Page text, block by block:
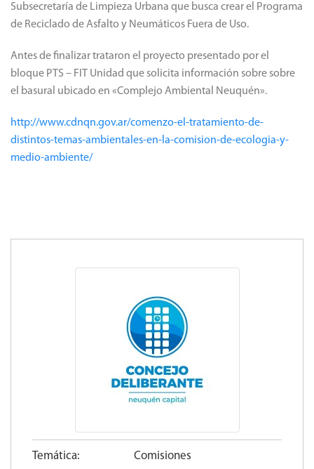
Subsecretaría de Limpieza Urbana que busca crear el Programa
de Reciclado de Asfalto y Neumáticos Fuera de Uso.
Antes de finalizar trataron el proyecto presentado por el
bloque PTS – FIT Unidad que solicita información sobre sobre
el basural ubicado en «Complejo Ambiental Neuquén».
http://www.cdnqn.gov.ar/comenzo-el-tratamiento-de-
distintos-temas-ambientales-en-la-comision-de-ecologia-y-
medio-ambiente/
Temática: Comisiones